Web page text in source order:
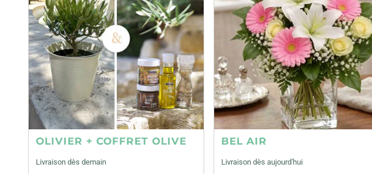
OLIVIER + COFFRET OLIVE
Livraison dès demain
BEL AIR
Livraison dès aujourd'hui